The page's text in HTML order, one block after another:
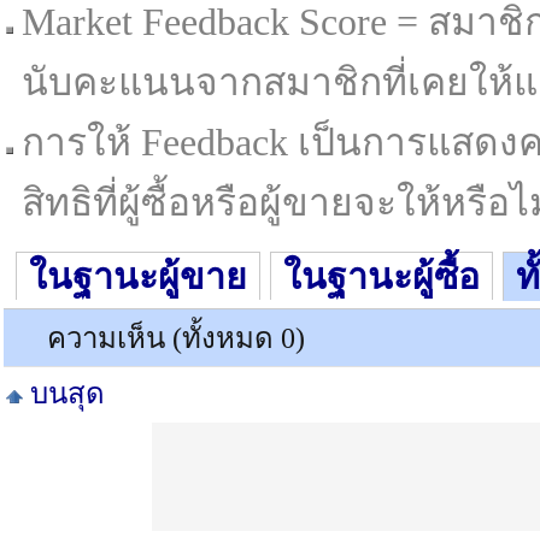
Market Feedback Score = สม
นับคะแนนจากสมาชิกที่เคยให้
การให้ Feedback เป็นการแส
สิทธิที่ผู้ซื้อหรือผู้ขายจะให้หรือไ
ในฐานะผู้ขาย ในฐานะผู้ซื้อ
ความเห็น (ทั้งหมด 0)
บนสุด